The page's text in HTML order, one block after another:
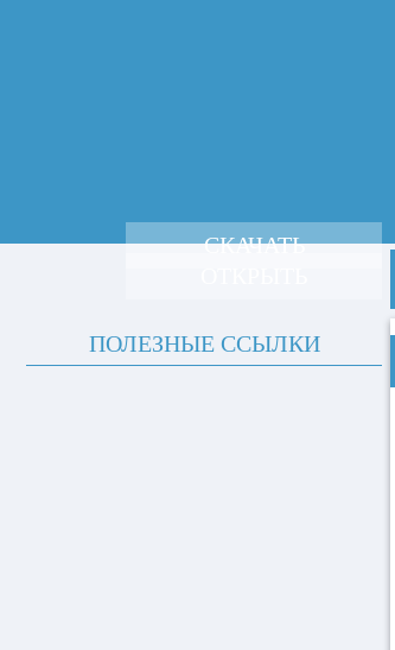
СКАЧАТЬ
ПОЛЕЗНЫЕ ССЫЛКИ